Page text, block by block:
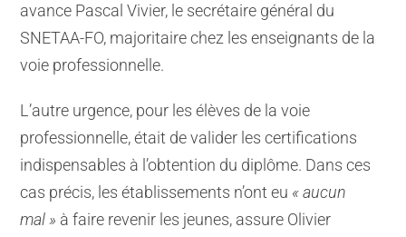
avance Pascal Vivier, le secrétaire général du
SNETAA-FO, majoritaire chez les enseignants de la
voie professionnelle.
L’autre urgence, pour les élèves de la voie
professionnelle, était de valider les certifications
indispensables à l’obtention du diplôme. Dans ces
cas précis, les établissements n’ont eu « aucun
mal » à faire revenir les jeunes, assure Olivier